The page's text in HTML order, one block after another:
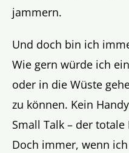
jammern.
Und doch bin ich
Wie gern würde ich
oder in die Wüste
zu können. Kein
Small Talk – der
Doch immer, wenn